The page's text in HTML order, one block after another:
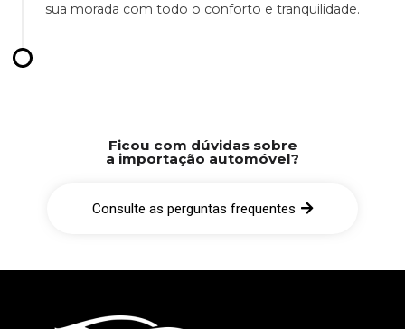
sua morada com todo o conforto e tranquilidade.
Ficou com dúvidas sobre
a importação automóvel?
Consulte as perguntas frequentes